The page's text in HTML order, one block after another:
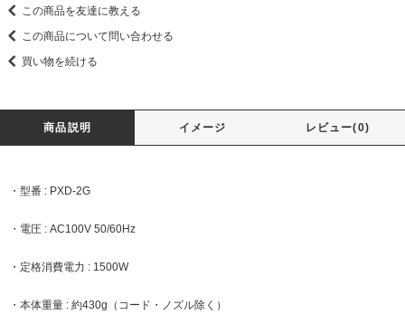
この商品を友達に教える
この商品について問い合わせる
買い物を続ける
商品説明 イメージ レビュー(0)
・型番 : PXD-2G
・電圧 : AC100V 50/60Hz
・定格消費電力 : 1500W
・本体重量 : 約430g（コード・ノズル除く）